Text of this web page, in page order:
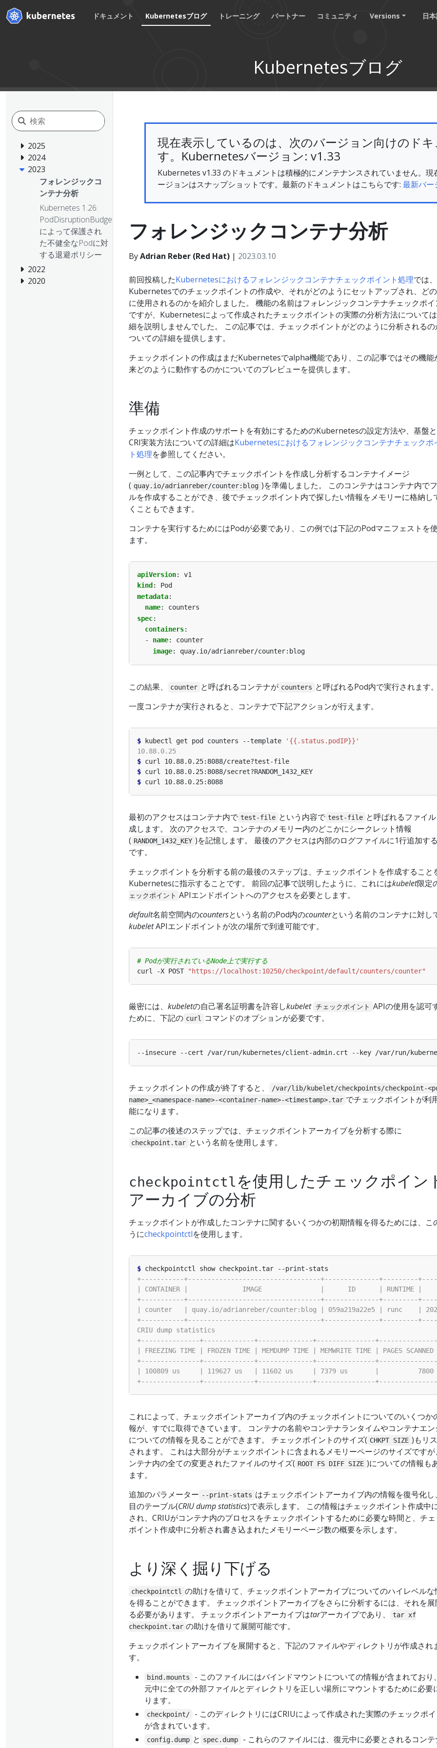
ドキュメント Kubernetesブログ トレーニング パートナー コミュニティ Versions 日
Kubernetesブログ
2025
2024
2023
フォレンジックコ
ンテナ分析
Kubernetes 1.26:
PodDisruptionBudget
によって保護され
た不健全なPodに対
する退避ポリシー
2022
2020
現在表示しているのは、次のバージョン向けのド
す。Kubernetesバージョン: v1.33
Kubernetes v1.33 のドキュメントは積極的にメンテナンスされていません。現
ージョンはスナップショットです。最新のドキュメントはこちらです: 最新バー
フォレンジックコンテナ分析
ByAdrian Reber (Red Hat) | 2023.03.10
前回投稿したKubernetesにおけるフォレンジックコンテナチェックポイント処理では、
Kubernetesでのチェックポイントの作成や、それがどのようにセットアップされ、ど
に使用されるのかを紹介しました。 機能の名前はフォレンジックコンテナチェックポイ
ですが、Kubernetesによって作成されたチェックポイントの実際の分析方法について
細を説明しませんでした。 この記事では、チェックポイントがどのように分析されるの
ついての詳細を提供します。
チェックポイントの作成はまだKubernetesでalpha機能であり、この記事ではその機能
来どのように動作するのかについてのプレビューを提供します。
準備
チェックポイント作成のサポートを有効にするためのKubernetesの設定方法や、基盤
CRI実装方法についての詳細はKubernetesにおけるフォレンジックコンテナチェックポ
ト処理を参照してください。
一例として、この記事内でチェックポイントを作成し分析するコンテナイメージ
( quay.io/adrianreber/counter:blog )を準備しました。 このコンテナはコンテナ内で
ルを作成することができ、後でチェックポイント内で探したい情報をメモリーに格納し
くこともできます。
コンテナを実行するためにはPodが必要であり、この例では下記のPodマニフェストを
ます。
apiVersion:
v1
kind :
Pod
metadata:
name:
counters
spec:
containers:
- name:
counter
image: quay.io/adrianreber/counter:blog
この結果、 counter と呼ばれるコンテナが counters と呼ばれるPod内で実行されます。
一度コンテナが実行されると、コンテナで下記アクションが行えます。
$ kubectl get pod counters --template
'{{.status.podIP}}'
$
$
$
最初のアクセスはコンテナ内で test-file という内容で test-file と呼ばれるファイ
成します。 次のアクセスで、コンテナのメモリー内のどこかにシークレット情報
( RANDOM_1432_KEY )を記憶します。 最後のアクセスは内部のログファイルに1行追加す
です。
チェックポイントを分析する前の最後のステップは、チェックポイントを作成すること
Kubernetesに指示することです。 前回の記事で説明したように、これにはkubelet限定
ェックポイント APIエンドポイントへのアクセスを必要とします。
default名前空間内のcountersという名前のPod内のcounterという名前のコンテナに対し
kubeletAPIエンドポイントが次の場所で到達可能です。
# Podが実行されているNode上で実行する
curl -X POST "https://localhost:10250/checkpoint/default/counters/counter"
厳密には、 kubeletの自己署名証明書を許容しkubelet チェックポイント APIの使用を認可
ために、下記の curl コマンドのオプションが必要です。
チェックポイントの作成が終了すると、
/var/lib/kubelet/checkpoints/checkpoint-
name>_<namespace-name>-<container-name>-<timestamp>.tar でチェックポイントが利
能になります。
この記事の後述のステップでは、チェックポイントアーカイブを分析する際に
checkpoint.tar という名前を使用します。
checkpointctlを使用したチェックポイン
アーカイブの分析
チェックポイントが作成したコンテナに関するいくつかの初期情報を得るためには、こ
うにcheckpointctlを使用します。
$
これによって、チェックポイントアーカイブ内のチェックポイントについてのいくつか
報が、すでに取得できています。 コンテナの名前やコンテナランタイムやコンテナエン
についての情報を見ることができます。 チェックポイントのサイズ( CHKPT SIZE )もリ
されます。 これは大部分がチェックポイントに含まれるメモリーページのサイズですが
ンテナ内の全ての変更されたファイルのサイズ( ROOT FS DIFF SIZE )についての情報も
ます。
追加のパラメーター --print-stats はチェックポイントアーカイブ内の情報を復号化し
目のテーブル(CRIU dump statistics)で表示します。 この情報はチェックポイント作成中
され、CRIUがコンテナ内のプロセスをチェックポイントするために必要な時間と、チェ
ポイント作成中に分析され書き込まれたメモリーページ数の概要を示します。
より深く掘り下げる
checkpointctl の助けを借りて、チェックポイントアーカイブについてのハイレベルな
を得ることができます。 チェックポイントアーカイブをさらに分析するには、それを展
る必要があります。 チェックポイントアーカイブはtarアーカイブであり、
tar xf
checkpoint.tar の助けを借りて展開可能です。
チェックポイントアーカイブを展開すると、下記のファイルやディレクトリが作成され
す。
bind.mounts
- このファイルにはバインドマウントについての情報が含まれており
元中に全ての外部ファイルとディレクトリを正しい場所にマウントするために必要
ります。
checkpoint/
- このディレクトリにはCRIUによって作成された実際のチェックポイ
が含まれています。
config.dump と spec.dump
- これらのファイルには、復元中に必要とされるコンテ